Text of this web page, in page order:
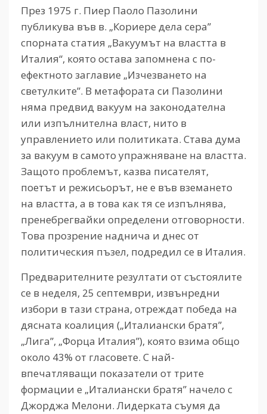
През 1975 г. Пиер Паоло Пазолини
публикува във в. „Кориере дела сера”
спорната статия „Вакуумът на властта в
Италия“, която остава запомнена с по-
ефектното заглавие „Изчезването на
светулките”. В метафората си Пазолини
няма предвид вакуум на законодателна
или изпълнителна власт, нито в
управлението или политиката. Става дума
за вакуум в самото упражняване на властта.
Защото проблемът, казва писателят,
поетът и режисьорът, не е във вземането
на властта, а в това как тя се изпълнява,
пренебрегвайки определени отговорности.
Това прозрение наднича и днес от
политическия пъзел, подредил се в Италия.
Предварителните резултати от състоялите
се в неделя, 25 септември, извънредни
избори в тази страна, отреждат победа на
дясната коалиция („Италиански братя”,
„Лига”, „Форца Италия”), която взима общо
около 43% от гласовете. С най-
впечатляващи показатели от трите
формации е „Италиански братя” начело с
Джорджа Мелони. Лидерката съумя да